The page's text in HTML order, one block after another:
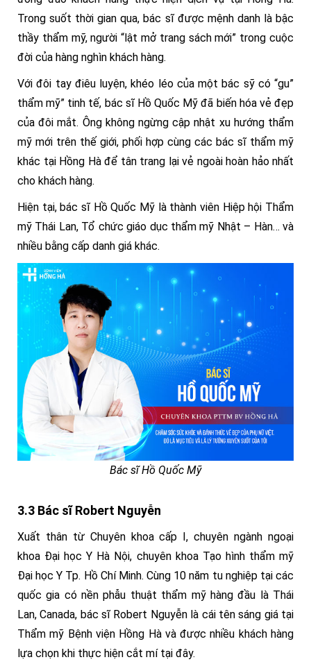
Trong suốt thời gian qua, bác sĩ được mệnh danh là bậc
thầy thẩm mỹ, người “lật mở trang sách mới” trong cuộc
đời của hàng nghìn khách hàng.
Với đôi tay điêu luyện, khéo léo của một bác sỹ có “gu”
thẩm mỹ” tinh tế, bác sĩ Hồ Quốc Mỹ đã biến hóa vẻ đẹp
của đôi mắt. Ông không ngừng cập nhật xu hướng thẩm
mỹ mới trên thế giới, phối hợp cùng các bác sĩ thẩm mỹ
khác tại Hồng Hà để tân trang lại vẻ ngoài hoàn hảo nhất
cho khách hàng.
Hiện tại, bác sĩ Hồ Quốc Mỹ là thành viên Hiệp hội Thẩm
mỹ Thái Lan, Tổ chức giáo dục thẩm mỹ Nhật – Hàn… và
nhiều bằng cấp danh giá khác.
Bác sĩ Hồ Quốc Mỹ
3.3 Bác sĩ Robert Nguyễn
Xuất thân từ Chuyên khoa cấp I, chuyên ngành ngoại
khoa Đại học Y Hà Nội, chuyên khoa Tạo hình thẩm mỹ
Đại học Y Tp. Hồ Chí Minh. Cùng 10 năm tu nghiệp tại các
quốc gia có nền phẫu thuật thẩm mỹ hàng đầu là Thái
Lan, Canada, bác sĩ Robert Nguyễn là cái tên sáng giá tại
Thẩm mỹ Bệnh viện Hồng Hà và được nhiều khách hàng
lựa chọn khi thực hiện cắt mí tại đây.